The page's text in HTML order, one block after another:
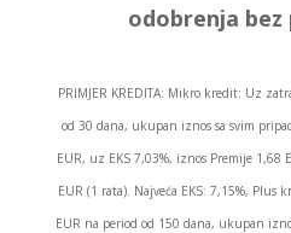
odobrenja
PRIMJER KREDITA: Mikro kredit: Uz
od 30 dana, ukupan iznos sa svim
EUR, uz EKS 7,03%, iznos Premije 1,68
EUR (1 rata). Najveća EKS: 7,15%,
EUR na period od 150 dana, ukupan